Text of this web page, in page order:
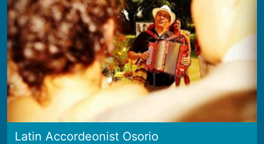
Latin Accordeonist Osorio